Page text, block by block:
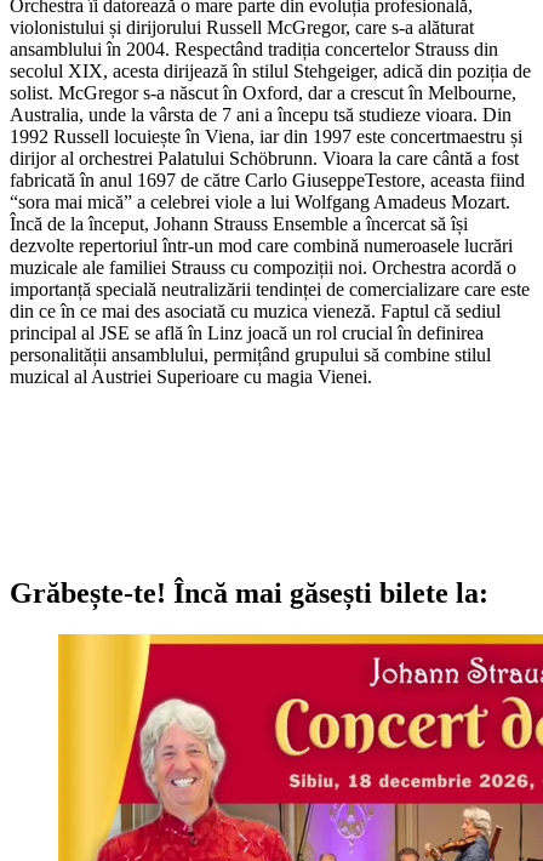
Orchestra îi datorează o mare parte din evoluția profesională,
violonistului și dirijorului Russell McGregor, care s-a alăturat
ansamblului în 2004. Respectând tradiția concertelor Strauss din
secolul XIX, acesta dirijează în stilul Stehgeiger, adică din poziția de
solist. McGregor s-a născut în Oxford, dar a crescut în Melbourne,
Australia, unde la vârsta de 7 ani a începu tsă studieze vioara. Din
1992 Russell locuiește în Viena, iar din 1997 este concertmaestru și
dirijor al orchestrei Palatului Schöbrunn. Vioara la care cântă a fost
fabricată în anul 1697 de către Carlo GiuseppeTestore, aceasta fiind
“sora mai mică” a celebrei viole a lui Wolfgang Amadeus Mozart.
Încă de la început, Johann Strauss Ensemble a încercat să își
dezvolte repertoriul într-un mod care combină numeroasele lucrări
muzicale ale familiei Strauss cu compoziții noi. Orchestra acordă o
importanță specială neutralizării tendinței de comercializare care este
din ce în ce mai des asociată cu muzica vieneză. Faptul că sediul
principal al JSE se află în Linz joacă un rol crucial în definirea
personalității ansamblului, permițând grupului să combine stilul
muzical al Austriei Superioare cu magia Vienei.
Grăbește-te! Încă mai găsești bilete la: